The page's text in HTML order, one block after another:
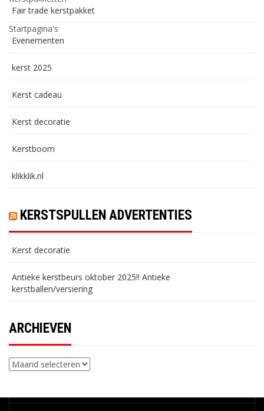
Fair trade kerstpakket
Startpagina's
Evenementen
kerst 2025
Kerst cadeau
Kerst decoratie
Kerstboom
klikklik.nl
KERSTSPULLEN ADVERTENTIES
Kerst decoratie
Antieke kerstbeurs oktober 2025!! Antieke
kerstballen/versiering
ARCHIEVEN
Archieven